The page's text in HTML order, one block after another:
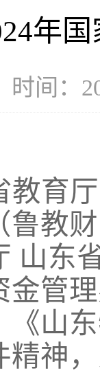
年
时间：
教育
鲁教
山东
金管
《山
精神